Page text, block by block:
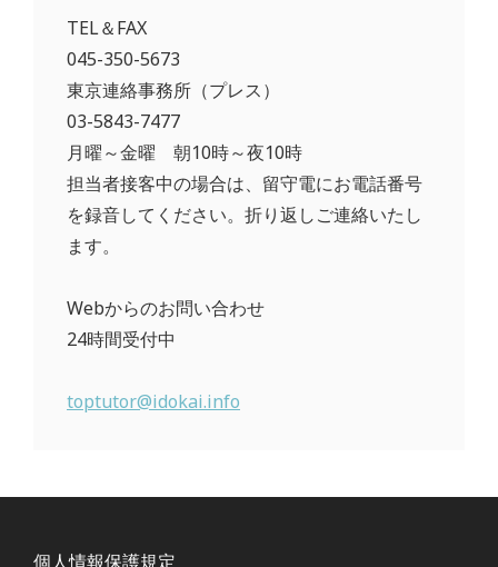
TEL＆FAX
045-350-5673
東京連絡事務所（プレス）
03-5843-7477
月曜～金曜 朝10時～夜10時
担当者接客中の場合は、留守電にお電話番号
を録音してください。折り返しご連絡いたし
ます。
Webからのお問い合わせ
24時間受付中
toptutor@idokai.info
個人情報保護規定